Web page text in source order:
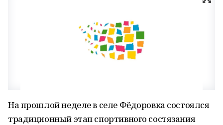
На прошлой неделе в селе Фёдоровка состоялся
традиционный этап спортивного состязания